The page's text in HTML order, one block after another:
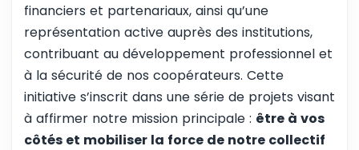
financiers et partenariaux, ainsi qu’une
représentation active auprès des institutions,
contribuant au développement professionnel et
à la sécurité de nos coopérateurs. Cette
initiative s’inscrit dans une série de projets visant
à affirmer notre mission principale : être à vos
côtés et mobiliser la force de notre collectif